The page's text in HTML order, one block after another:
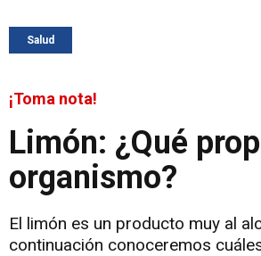
Salud
¡Toma nota!
Limón: ¿Qué
organismo?
El limón es un producto muy al
continuación conoceremos